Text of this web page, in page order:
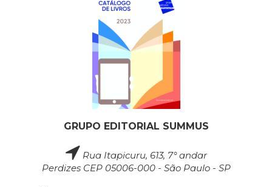
GRUPO EDITORIAL SUMMUS
Rua Itapicuru, 613, 7° andar
Perdizes CEP 05006-000 - São Paulo - SP